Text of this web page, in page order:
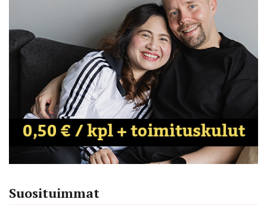
Suosituimmat